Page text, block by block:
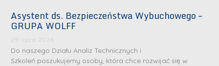
Asystent ds. Bezpieczeństwa Wybuchowego –
GRUPA WOLFF
29 lipca 2026
Do naszego Działu Analiz Technicznych i
Szkoleń poszukujemy osoby, która chce rozwijać się w